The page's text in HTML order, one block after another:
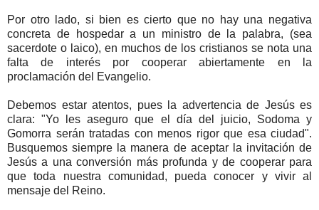
Por otro lado, si bien es cierto que no hay una negativa
concreta de hospedar a un ministro de la palabra, (sea
sacerdote o laico), en muchos de los cristianos se nota una
falta de interés por cooperar abiertamente en la
proclamación del Evangelio.
Debemos estar atentos, pues la advertencia de Jesús es
clara: "Yo les aseguro que el día del juicio, Sodoma y
Gomorra serán tratadas con menos rigor que esa ciudad".
Busquemos siempre la manera de aceptar la invitación de
Jesús a una conversión más profunda y de cooperar para
que toda nuestra comunidad, pueda conocer y vivir al
mensaje del Reino.